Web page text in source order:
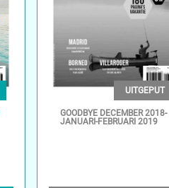
UITGEPUT
GOODBYE DECEMBER 2018-
JANUARI-FEBRUARI 2019